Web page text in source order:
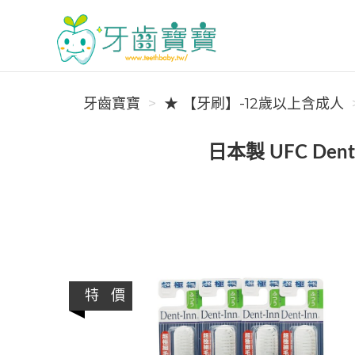
牙齒寶寶
牙齒寶寶
★ 【牙刷】-12歲以上含成人
日本製 UFC
特 價